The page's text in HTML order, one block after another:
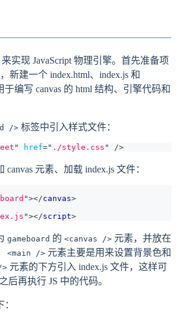
实现 JavaScript 物理引擎。首先准备项
新建一个 index.html、index.js 和
于编写 canvas 的 html 结构、引擎代码和
/> 标签中引入样式文件：
" href=" ./style.css " />
canvas 元素、加载 index.js 文件：
"></canvas>
"></script>
gameboard 的 <canvas /> 元素，并放在
<main /> 元素主要是用来设置背景色和
> 元素的下方引入 index.js 文件，这样可
后再执行 JS 中的代码。